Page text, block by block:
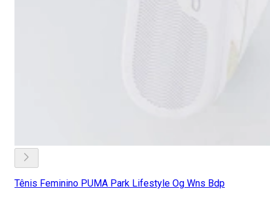
Tênis Feminino PUMA Park Lifestyle Og Wns Bdp